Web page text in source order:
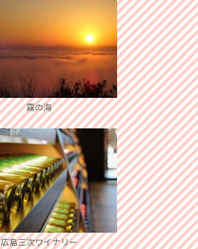
霧の海
広島三次ワイナリー